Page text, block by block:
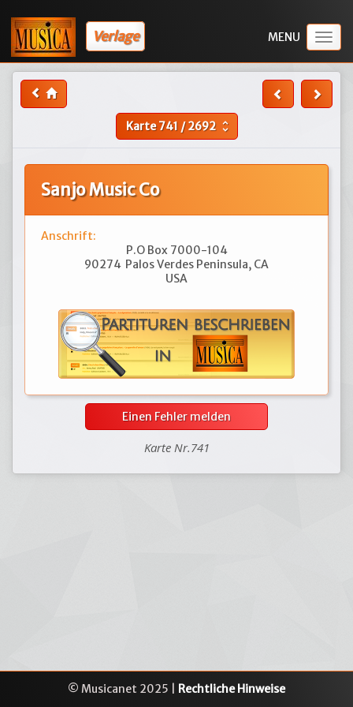
Verlage
Karte741/2692 unfold_more
Sanjo Music Co
Anschrift:
P.O Box 7000-104
90274 Palos Verdes Peninsula, CA
USA
Einen Fehler melden
Karte Nr.741
© Musicanet 2025 | Rechtliche Hinweise